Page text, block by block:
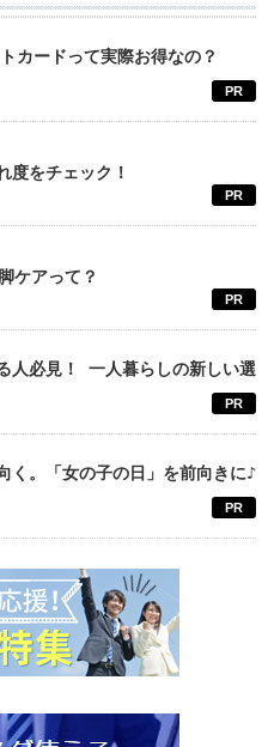
カードって実際お得なの？
PR
度をチェック！
PR
ケアって？
PR
人必見！ 一人暮らしの新しい選
PR
く。「女の子の日」を前向きに♪
PR